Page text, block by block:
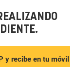
y recibe en tu móvil